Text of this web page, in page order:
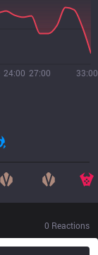
24:00 27:00 33:00
0 Reactions